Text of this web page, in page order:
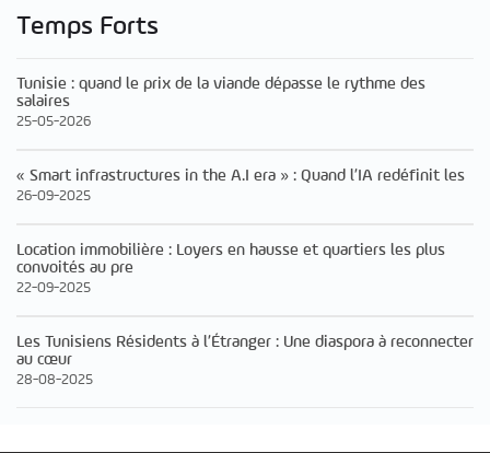
Temps Forts
Tunisie : quand le prix de la viande dépasse le rythme des
salaires
25-05-2026
« Smart infrastructures in the A.I era » : Quand l’IA redéfinit les
26-09-2025
Location immobilière : Loyers en hausse et quartiers les plus
convoités au pre
22-09-2025
Les Tunisiens Résidents à l’Étranger : Une diaspora à reconnecter
au cœur
28-08-2025